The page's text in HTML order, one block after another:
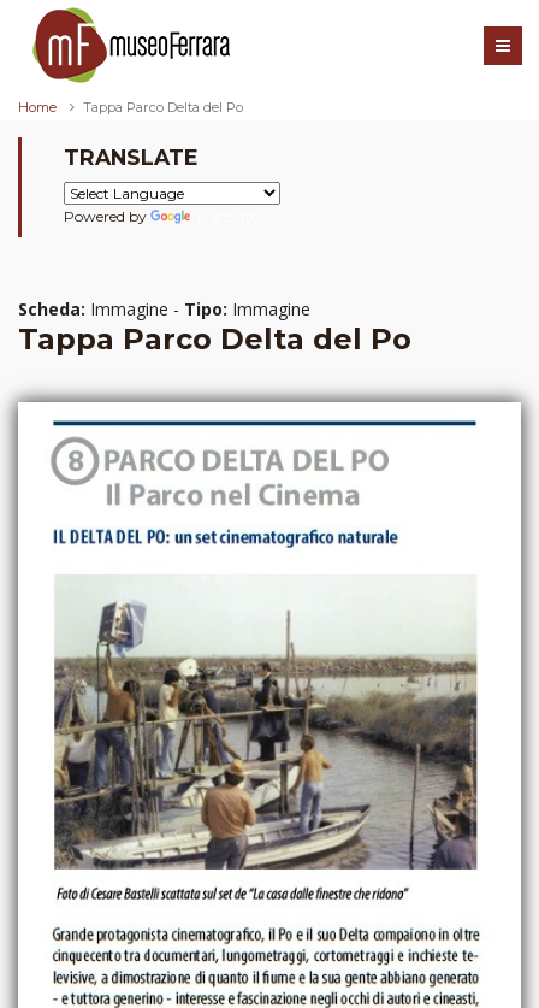
Home Tappa Parco Delta del Po
TRANSLATE
Powered by
Scheda: Immagine - Tipo: Immagine
Tappa Parco Delta del Po